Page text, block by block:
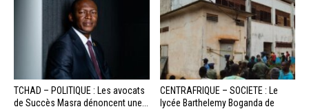
TCHAD – POLITIQUE : Les avocats
de Succès Masra dénoncent une...
CENTRAFRIQUE – SOCIETE : Le
lycée Barthelemy Boganda de